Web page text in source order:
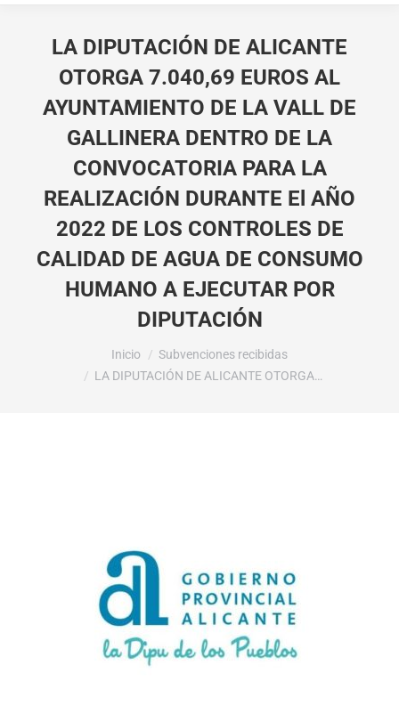
LA DIPUTACIÓN DE ALICANTE
OTORGA 7.040,69 EUROS AL
AYUNTAMIENTO DE LA VALL DE
GALLINERA DENTRO DE LA
CONVOCATORIA PARA LA
REALIZACIÓN DURANTE El AÑO
2022 DE LOS CONTROLES DE
CALIDAD DE AGUA DE CONSUMO
HUMANO A EJECUTAR POR
DIPUTACIÓN
Inicio
Subvenciones recibidas
LA DIPUTACIÓN DE ALICANTE OTORGA…